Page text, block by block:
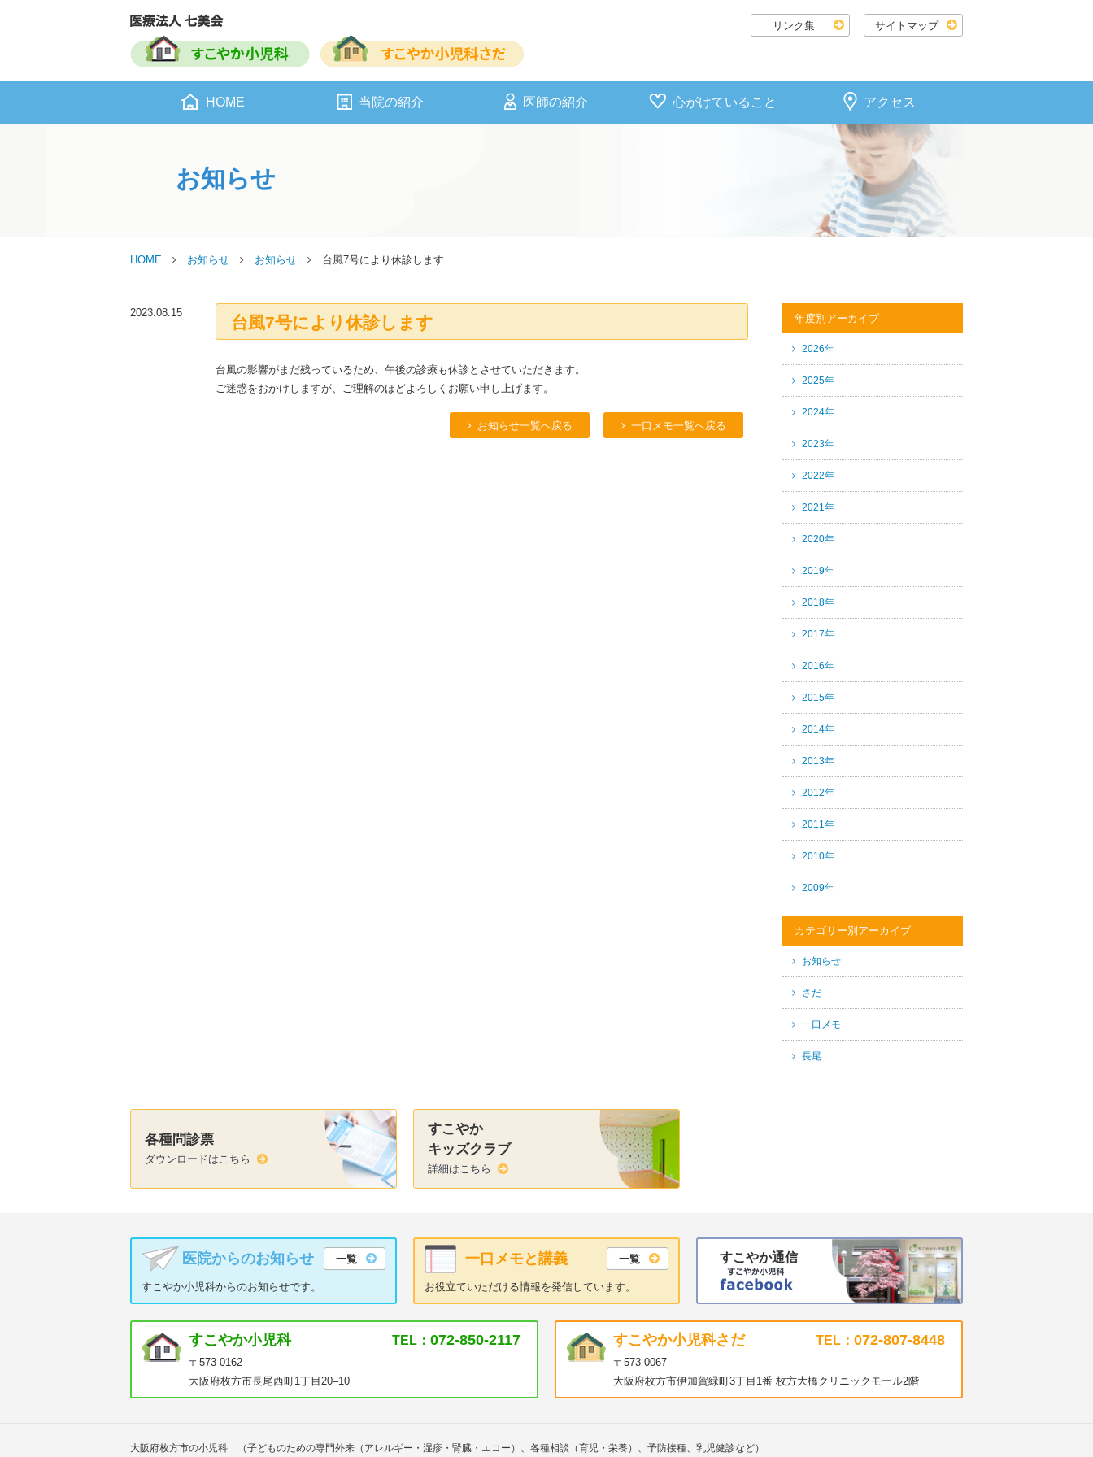
リンク集 サイトマップ
HOME 当院の紹介 医師の紹介 心がけていること アクセス
お知らせ
HOME お知らせ お知らせ 台風7号により休診します
2023.08.15
台風7号により休診します
台風の影響がまだ残っているため、午後の診療も休診とさせていただきます。
ご迷惑をおかけしますが、ご理解のほどよろしくお願い申し上げます。
お知らせ一覧へ戻る 一口メモ一覧へ戻る
年度別アーカイブ
2026年
2025年
2024年
2023年
2022年
2021年
2020年
2019年
2018年
2017年
2016年
2015年
2014年
2013年
2012年
2011年
2010年
2009年
カテゴリー別アーカイブ
お知らせ
さだ
一口メモ
長尾
各種問診票
ダウンロードはこちら
すこやか
キッズクラブ
詳細はこちら
医院からのお知らせ 一覧
すこやか小児科からのお知らせです。
一口メモと講義 一覧
お役立ていただける情報を発信しています。
すこやか通信
すこやか小児科 TEL： 072-850-2117
〒573-0162
大阪府枚方市長尾西町1丁目20–10
すこやか小児科さだ TEL： 072-807-8448
〒573-0067
大阪府枚方市伊加賀緑町3丁目1番 枚方大橋クリニックモール2階
大阪府枚方市の小児科 （子どものための専門外来（アレルギー・湿疹・腎臓・エコー）、各種相談（育児・栄養）、予防接種、乳児健診など）